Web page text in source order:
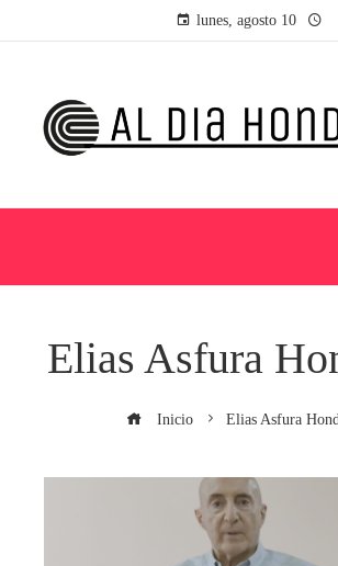
lunes, agosto 10
Elias Asfura
Inicio Elias Asfura